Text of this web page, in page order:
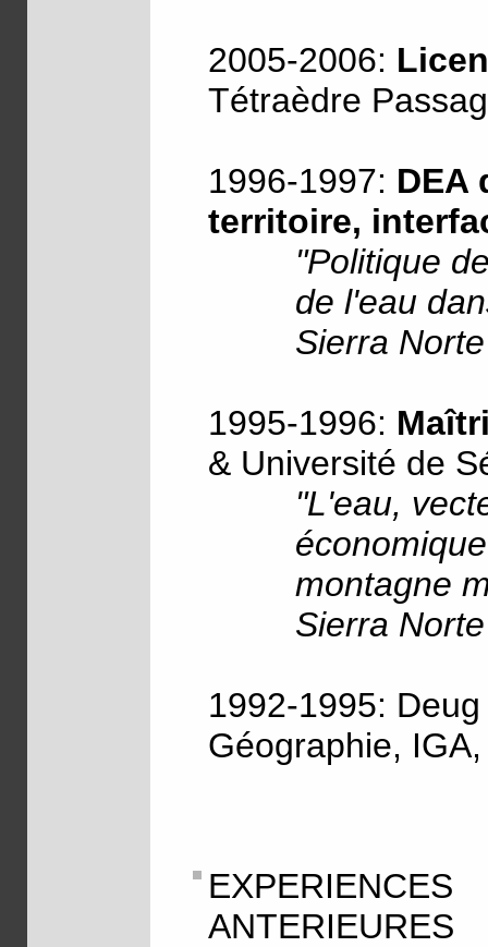
2005-2006:
Tétraèdre
1996-1997: DEA
territoire,
"Politique
de l'eau
Sierra
1995-1996:
& Université de
"L'eau,
montagne
Sierra
1992-1995:
Géographie,
ANTERIEURES